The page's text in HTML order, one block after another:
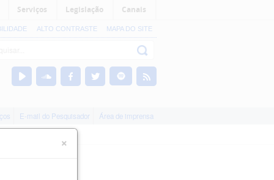
Serviços Legislação Canais
ALTO CONTRASTE MAPA DO SITE
E-mail do Pesquisador Área de imprensa
×